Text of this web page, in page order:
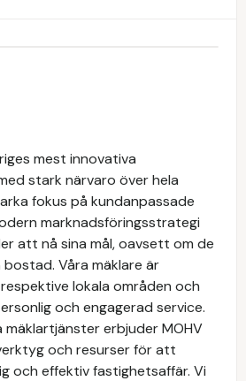
mest innovativa
stark närvaro över hela
fokus på kundanpassade
marknadsföringsstrategi
att nå sina mål, oavsett om de
bostad. Våra mäklare är
lokala områden och
och engagerad service.
erbjuder MOHV
och resurser för att
och effektiv fastighetsaffär. Vi